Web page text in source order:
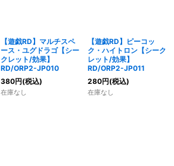
【遊戯RD】マルチスペ
ース・ユグドラゴ【シー
クレット/効果】
RD/ORP2-JP010
380円(税込)
在庫なし
【遊戯RD】ピーコッ
ク・ハイトロン【シーク
レット/効果】
RD/ORP2-JP011
280円(税込)
在庫なし